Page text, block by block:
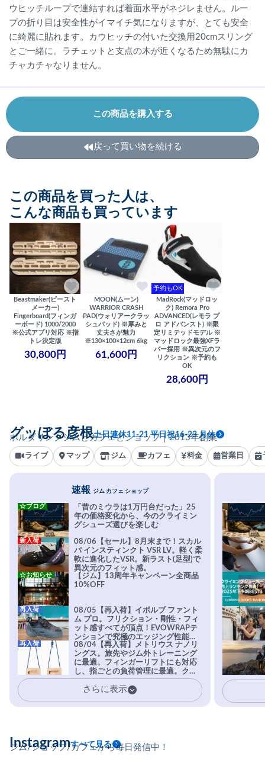
ウヒッチループで連結すれば着面水平がネジレません。ルー
プの折り目は安全性がイマイチ気になりますが、とても安全
に綺麗に貼れます。カウヒッチの付いた交換用20cmスリング
とご一緒に。ラチェットと支点の木が近くなるため無駄にカ
チャカチャなりません。
この商品を購入する
戻って買い物を続ける
この商品を買った人は、
こんな商品も買っています
Beastmaker(ビースト
メーカー)
Fingerboard(フィンガ
ーボード) 1000/2000
※公式アプリ対応 ※指
トレ決定版
30,800円
MOON(ムーン)
WARRIOR CRASH
PAD(ウォリアークラッ
シュパッド) ※厚みと
丈夫さが魅力
※130×100×12cm 6kg
61,600円
予約もOK
MadRock(マッドロッ
ク) Remora Pro
ADVANCED(レモラ プ
ロ アドバンスト) ※限
定リミテッドモデル ※
マッドロック最強XFラ
バー採用 ※異次元のフ
リクション ※予約も
OK
28,600円
ボルダリングジムとカフェとショップ｜2013年創業
グッぼる彦根土日連休11-21 平日祝16-23 月休
ライブ マップ ジム カフェ 料金 営業日
速報 ジム カフェ ショップ
「昔のミウラは1万円台だった」25
年の価格変化から、今のクライミン
グシューズ選びを楽しむ
☆ブログ
08/06【セール】8月末まで！スカル
パ インスティンクト VSR LV。軽く柔
軟に進化したVSR。新ラスト(足型)で
異次元のフィット感。
新入荷
【ジム】13周年キャンペーン全商品
10%OFF
☆お知らせ
08/05【再入荷】イボルブ ファント
ム プロ。フリクション・剛性・フィ
ット感すべてが頂点！EVOWRAPテ
ンションで究極のエッジング性能を
実現。進化系ラバーEvo-74はTRAX
を凌駕する粘着力で極小ホールドに
安心感。
再入荷
08/04【再入荷】メトリウス ナノリ
ングス。旅先やジム外トレーニング
に最適。フィンガーリフトにも対応
し、指ごとの負荷管理に最適。クラ
イマーの指を本気で鍛えるギア。
再入荷
さらに表示
ジム/ショップ/カフェから毎日発信中！
Instagramすべて見る